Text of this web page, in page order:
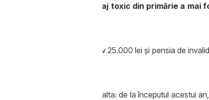
abuzuri - acest personaj toxic din primărie a mai
că salariul lunar de aproximativ 25.000 lei și pensia de
timp, realitatea juridică este alta: de la începutul acestui